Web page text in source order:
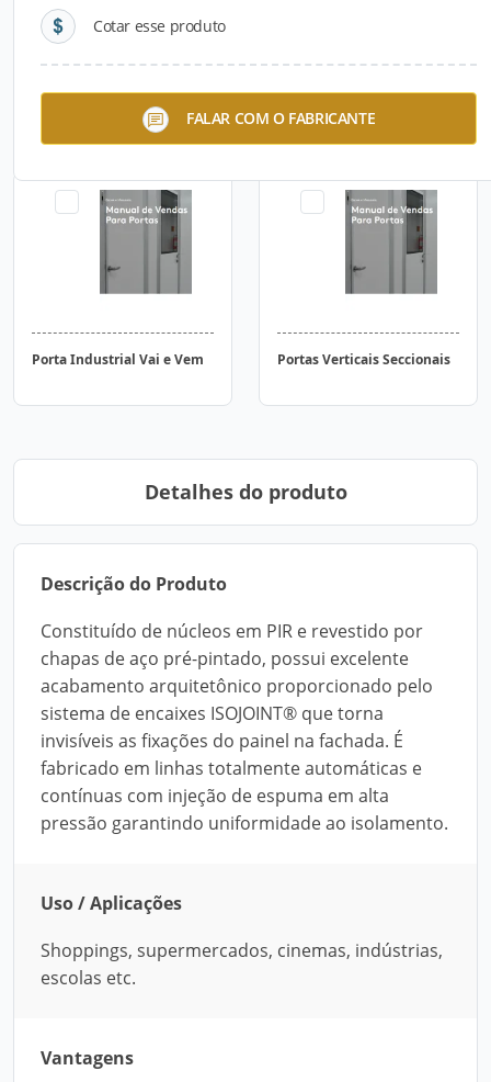
Cotar esse produto
FALAR COM O FABRICANTE
Portas de Correr Industriais
Porta Industrial Vai e Vem Portas Verticais Seccionais
Detalhes do produto
Descrição do Produto
Constituído de núcleos em PIR e revestido por
chapas de aço pré-pintado, possui excelente
acabamento arquitetônico proporcionado pelo
sistema de encaixes ISOJOINT® que torna
invisíveis as fixações do painel na fachada. É
fabricado em linhas totalmente automáticas e
contínuas com injeção de espuma em alta
pressão garantindo uniformidade ao isolamento.
Uso / Aplicações
Shoppings, supermercados, cinemas, indústrias,
escolas etc.
Vantagens